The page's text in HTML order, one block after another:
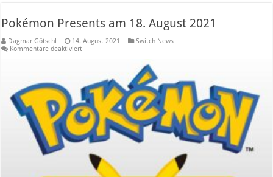
Pokémon Presents am 18. August 2021
Dagmar Götschl 14. August 2021
Switch News
Kommentare deaktiviertfür
August
2021